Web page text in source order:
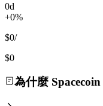
0d
+0%
$0/
$0
為什麼